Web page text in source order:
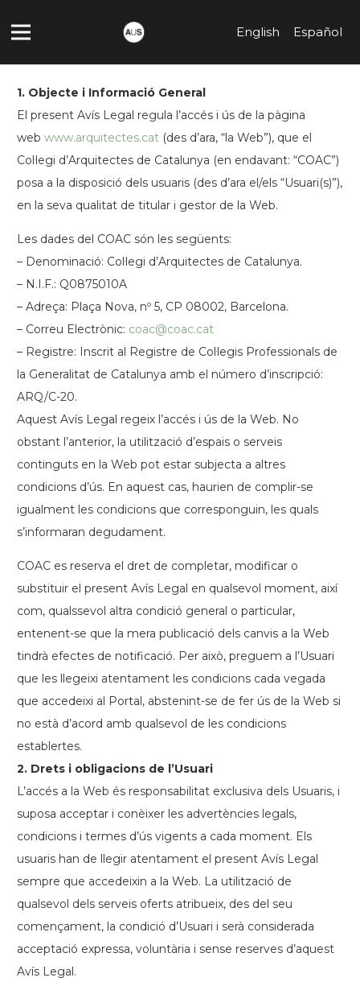
English Español
1. Objecte i Informació General
El present Avís Legal regula l’accés i ús de la pàgina
web www.arquitectes.cat (des d’ara, “la Web”), que el
Col·legi d’Arquitectes de Catalunya (en endavant: “COAC”)
posa a la disposició dels usuaris (des d’ara el/els “Usuari(s)”),
en la seva qualitat de titular i gestor de la Web.
Les dades del COAC són les següents:
– Denominació: Col·legi d’Arquitectes de Catalunya.
– N.I.F.: Q0875010A
– Adreça: Plaça Nova, nº 5, CP 08002, Barcelona.
– Correu Electrònic: coac@coac.cat
– Registre: Inscrit al Registre de Col·legis Professionals de
la Generalitat de Catalunya amb el número d’inscripció:
ARQ/C-20.
Aquest Avís Legal regeix l’accés i ús de la Web. No
obstant l’anterior, la utilització d’espais o serveis
continguts en la Web pot estar subjecta a altres
condicions d’ús. En aquest cas, haurien de complir-se
igualment les condicions que corresponguin, les quals
s’informaran degudament.
COAC es reserva el dret de completar, modificar o
substituir el present Avís Legal en qualsevol moment, així
com, qualssevol altra condició general o particular,
entenent-se que la mera publicació dels canvis a la Web
tindrà efectes de notificació. Per això, preguem a l’Usuari
que les llegeixi atentament les condicions cada vegada
que accedeixi al Portal, abstenint-se de fer ús de la Web si
no està d’acord amb qualsevol de les condicions
establertes.
2. Drets i obligacions de l’Usuari
L’accés a la Web és responsabilitat exclusiva dels Usuaris, i
suposa acceptar i conèixer les advertències legals,
condicions i termes d’ús vigents a cada moment. Els
usuaris han de llegir atentament el present Avís Legal
sempre que accedeixin a la Web. La utilització de
qualsevol dels serveis oferts atribueix, des del seu
començament, la condició d’Usuari i serà considerada
acceptació expressa, voluntària i sense reserves d’aquest
Avís Legal.